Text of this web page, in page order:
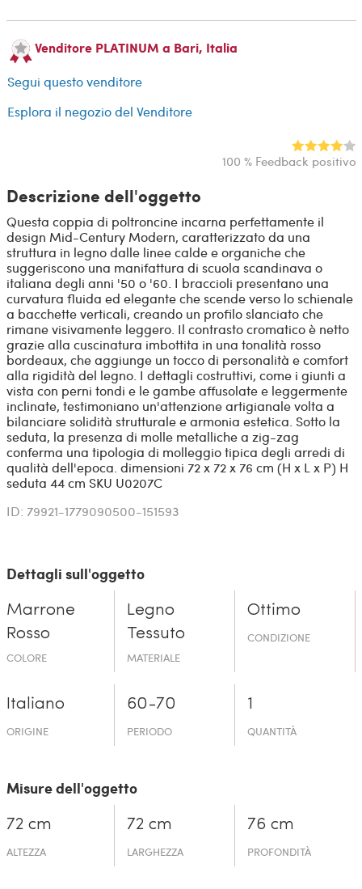
Venditore PLATINUM a Bari, Italia
Segui questo venditore
Esplora il negozio del Venditore
100 % Feedback positivo
Descrizione dell'oggetto
Questa coppia di poltroncine incarna perfettamente il
design Mid-Century Modern, caratterizzato da una
struttura in legno dalle linee calde e organiche che
suggeriscono una manifattura di scuola scandinava o
italiana degli anni '50 o '60. I braccioli presentano una
curvatura fluida ed elegante che scende verso lo schienale
a bacchette verticali, creando un profilo slanciato che
rimane visivamente leggero. Il contrasto cromatico è netto
grazie alla cuscinatura imbottita in una tonalità rosso
bordeaux, che aggiunge un tocco di personalità e comfort
alla rigidità del legno. I dettagli costruttivi, come i giunti a
vista con perni tondi e le gambe affusolate e leggermente
inclinate, testimoniano un'attenzione artigianale volta a
bilanciare solidità strutturale e armonia estetica. Sotto la
seduta, la presenza di molle metalliche a zig-zag
conferma una tipologia di molleggio tipica degli arredi di
qualità dell'epoca. dimensioni 72 x 72 x 76 cm (H x L x P) H
seduta 44 cm SKU U0207C
ID: 79921-1779090500-151593
Dettagli sull'oggetto
Marrone
Rosso
COLORE
Legno
Tessuto
MATERIALE
Ottimo
CONDIZIONE
Italiano
ORIGINE
60-70
PERIODO
1
QUANTITÀ
Misure dell'oggetto
72 cm
ALTEZZA
72 cm
LARGHEZZA
76 cm
PROFONDITÀ